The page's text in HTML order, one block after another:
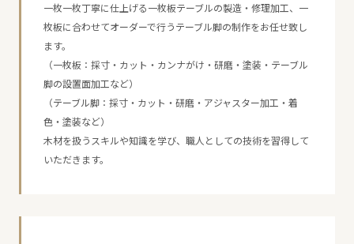
一枚一枚丁寧に仕上げる一枚板テーブルの製造・修理加工、一
枚板に合わせてオーダーで行うテーブル脚の制作をお任せ致し
ます。
（一枚板：採寸・カット・カンナがけ・研磨・塗装・テーブル
脚の設置面加工など）
（テーブル脚：採寸・カット・研磨・アジャスター加工・着
色・塗装など）
木材を扱うスキルや知識を学び、職人としての技術を習得して
いただきます。